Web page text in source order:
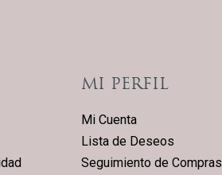
MI PERFIL
Mi Cuenta
Lista de Deseos
Seguimiento de Compras